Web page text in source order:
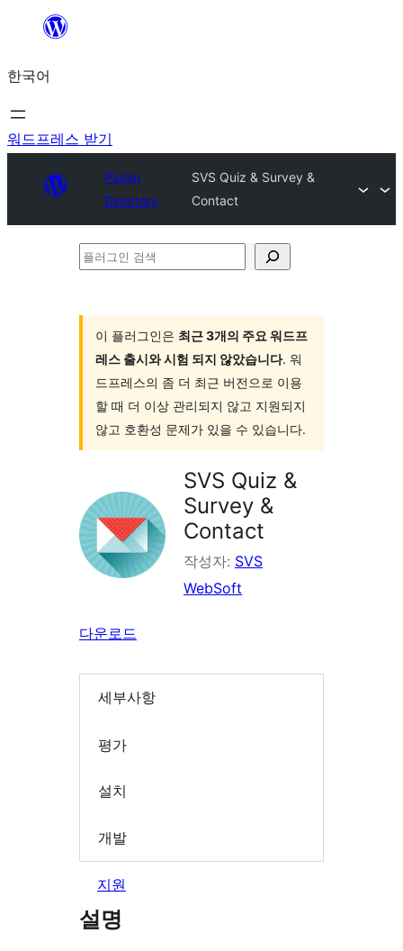
츠
로
바
한국어
워드프레스 받기
Plugin
Directory
SVS Quiz & Survey &
Contact
플
이 플러그인은 최근 3개의 주요 워드프
레스 출시와 시험 되지 않았습니다. 워
드프레스의 좀 더 최근 버전으로 이용
할 때 더 이상 관리되지 않고 지원되지
않고 호환성 문제가 있을 수 있습니다.
SVS Quiz &
Survey &
Contact
작성자: SVS
WebSoft
다운로드
세부사항
평가
설치
개발
지원
설명